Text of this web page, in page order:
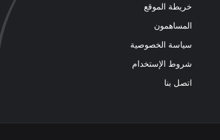
خريطة الموقع
المساهمون
سياسة الخصوصية
شروط الإستخدام
اتصل بنا